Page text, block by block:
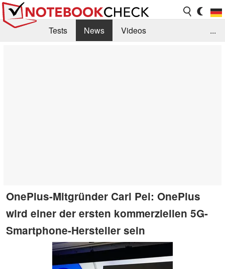
Tests News
Videos
...
OnePlus-Mitgründer Carl Pei: OnePlus
wird einer der ersten kommerziellen 5G-
Smartphone-Hersteller sein